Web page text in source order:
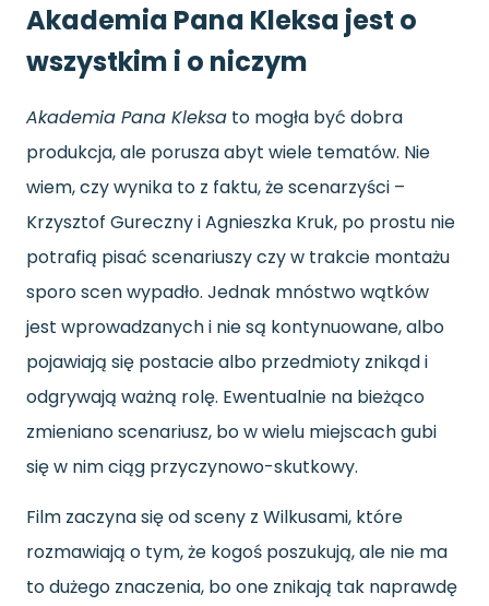
Akademia Pana Kleksa jest o
wszystkim i o niczym
Akademia Pana Kleksa to mogła być dobra
produkcja, ale porusza abyt wiele tematów. Nie
wiem, czy wynika to z faktu, że scenarzyści –
Krzysztof Gureczny i Agnieszka Kruk, po prostu nie
potrafią pisać scenariuszy czy w trakcie montażu
sporo scen wypadło. Jednak mnóstwo wątków
jest wprowadzanych i nie są kontynuowane, albo
pojawiają się postacie albo przedmioty znikąd i
odgrywają ważną rolę. Ewentualnie na bieżąco
zmieniano scenariusz, bo w wielu miejscach gubi
się w nim ciąg przyczynowo-skutkowy.
Film zaczyna się od sceny z Wilkusami, które
rozmawiają o tym, że kogoś poszukują, ale nie ma
to dużego znaczenia, bo one znikają tak naprawdę